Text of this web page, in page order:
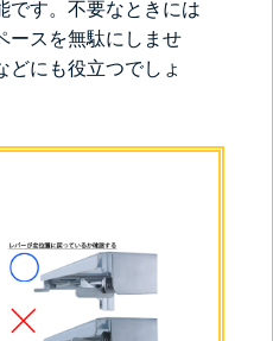
です。不要なときには
ースを無駄にしませ
どにも役立つでしょ